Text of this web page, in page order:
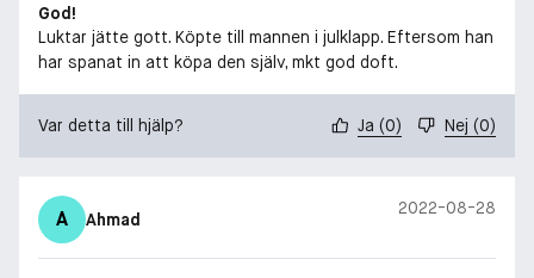
God!
Luktar jätte gott. Köpte till mannen i julklapp. Eftersom han
har spanat in att köpa den själv, mkt god doft.
Var detta till hjälp? Ja (0) Nej (0)
A Ahmad
2022-08-28